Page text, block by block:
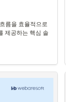
청과 응답을 처리하
.  API Gateway가
름을 효율적으로
제공하는 핵심 솔